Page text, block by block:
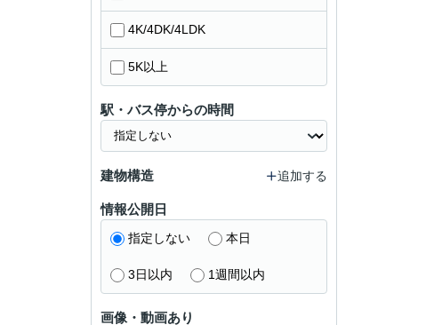
4K/4DK/4LDK
5K以上
駅・バス停からの時間
建物構造 追加する
情報公開日
指定しない 本日
3日以内 1週間以内
画像・動画あり